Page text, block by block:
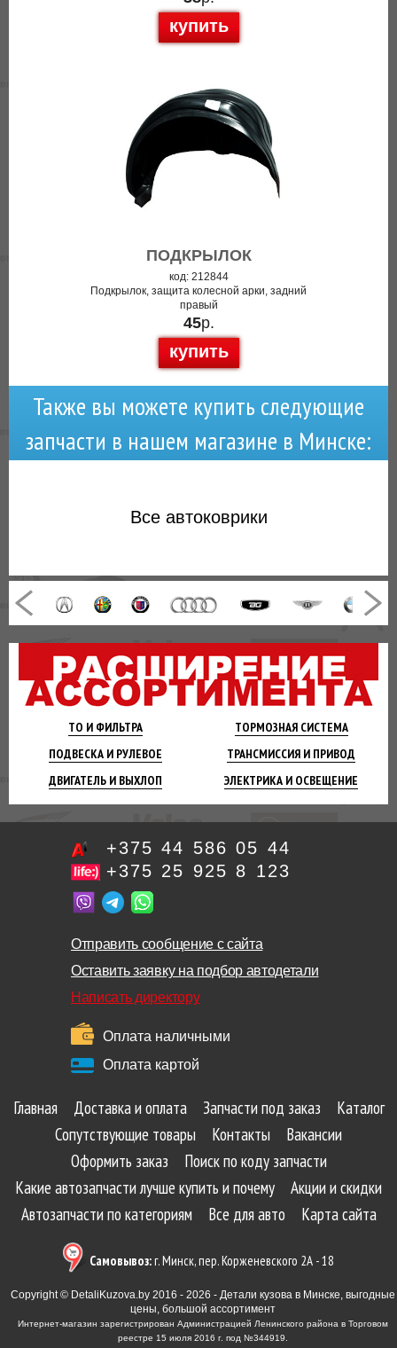
ТО И ФИЛЬТРА ТОРМОЗНАЯСИСТЕМА
ПОДВЕСКА И РУЛЕВОЕ ТРАНСМИССИЯ И ПРИВОД
ДВИГАТЕЛЬ И ВЫХЛОП ЭЛЕКТРИКА И ОСВЕЩЕНИЕ
купить
ПОДКРЫЛОК
код: 212844
Подкрылок, защита колесной арки, задний
правый
45р.
купить
Также вы можете купить следующие
запчасти в нашем магазине в Минске:
Все автоковрики
+375 44 586 05 44
+375 25 925 8 123
Отправить сообщение с сайта
Оставить заявку на подбор автодетали
Написать директору
Оплата наличными
Оплата картой
Главная Доставка и оплата Запчасти под заказ
Каталог
Сопутствующие товары
Контакты
Вакансии
Оформить заказ
Поиск по коду запчасти
Какие автозапчасти лучше купить и почему
Акции и скидки
Автозапчасти по категориям
Все для авто Карта сайта
Самовывоз:г. Минск, пер. Корженевского 2А - 18
Copyright © DetaliKuzova.by 2016 - 2026 - Детали кузова в Минске, выгодные
цены, большой ассортимент
Интернет-магазин зарегистрирован Администрацией Ленинского района в Торговом
реестре 15 июля 2016 г. под №344919.